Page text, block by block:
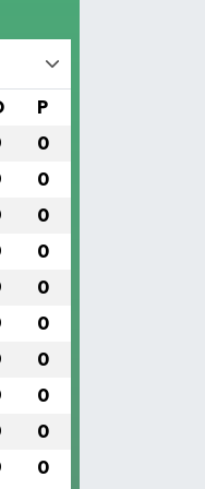
P
0
0
0
0
0
0
0
0
0
0